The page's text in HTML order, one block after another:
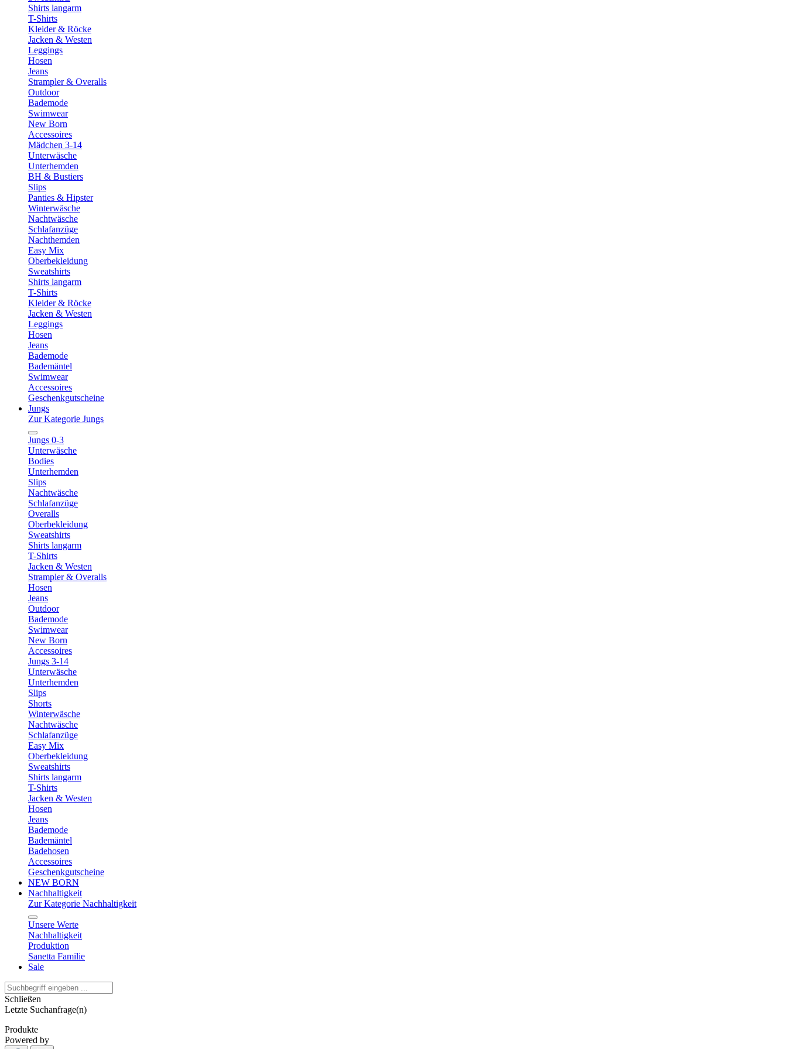
Shirts langarm
T-Shirts
Kleider & Röcke
Jacken & Westen
Leggings
Hosen
Jeans
Strampler & Overalls
Outdoor
Bademode
Swimwear
New Born
Accessoires
Mädchen 3-14
Unterwäsche
Unterhemden
BH & Bustiers
Slips
Panties & Hipster
Winterwäsche
Nachtwäsche
Schlafanzüge
Nachthemden
Easy Mix
Oberbekleidung
Sweatshirts
Shirts langarm
T-Shirts
Kleider & Röcke
Jacken & Westen
Leggings
Hosen
Jeans
Bademode
Bademäntel
Swimwear
Accessoires
Geschenkgutscheine
Jungs
Zur Kategorie Jungs
Jungs 0-3
Unterwäsche
Bodies
Unterhemden
Slips
Nachtwäsche
Schlafanzüge
Overalls
Oberbekleidung
Sweatshirts
Shirts langarm
T-Shirts
Jacken & Westen
Strampler & Overalls
Hosen
Jeans
Outdoor
Bademode
Swimwear
New Born
Accessoires
Jungs 3-14
Unterwäsche
Unterhemden
Slips
Shorts
Winterwäsche
Nachtwäsche
Schlafanzüge
Easy Mix
Oberbekleidung
Sweatshirts
Shirts langarm
T-Shirts
Jacken & Westen
Hosen
Jeans
Bademode
Bademäntel
Badehosen
Accessoires
Geschenkgutscheine
NEW BORN
Nachhaltigkeit
Zur Kategorie Nachhaltigkeit
Unsere Werte
Nachhaltigkeit
Produktion
Sanetta Familie
Sale
Schließen
Letzte Suchanfrage(n)
Produkte
Powered by